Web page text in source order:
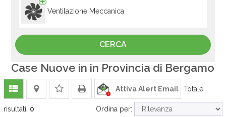
Ventilazione Meccanica
Case Nuove in in Provincia di Bergamo
Attiva Alert Email Totale
risultati: 0 Ordina per: